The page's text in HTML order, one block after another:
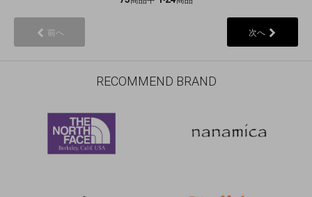
前へ 次へ
RECOMMEND BRAND